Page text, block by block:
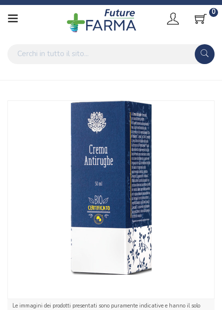
0
Le immagini dei prodotti presentati sono puramente indicative e hanno il solo